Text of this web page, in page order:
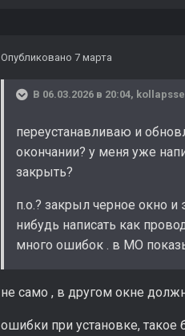
Опубликовано 7 марта
В 06.03.2026 в 20:04,
переустанавливаю и
окончании? у меня уже
закрыть?
п.о.? закрыл черное окно
нибудь написать как
много ошибок . в MO
не само , в другом окне
ошибки при установке,